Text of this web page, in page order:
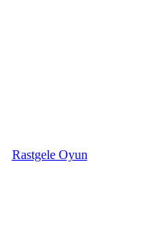
Rastgele Oyun